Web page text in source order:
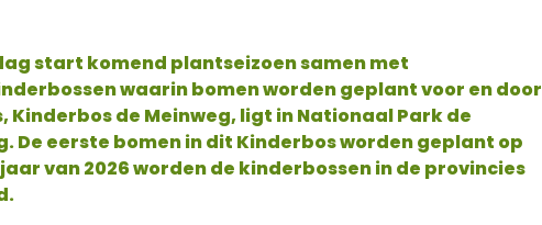
start komend plantseizoen samen met
waarin bomen worden geplant voor en door
Kinderbos de Meinweg, ligt in Nationaal Park de
De eerste bomen in dit Kinderbos worden geplant op
van 2026 worden de kinderbossen in de provincies